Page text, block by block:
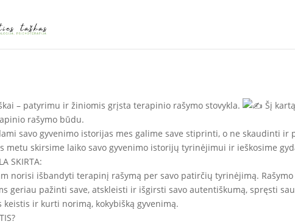
– patyrimu ir žiniomis grįsta terapinio rašymo stovykla.
Šį
rašymo būdu.
savo gyvenimo istorijas mes galime save stiprinti, o ne skaudinti
metu skirsime laiko savo gyvenimo istorijų tyrinėjimui ir ieškosime
SKIRTA:
norisi išbandyti terapinį rašymą per savo patirčių tyrinėjimą.
geriau pažinti save, atskleisti ir išgirsti savo autentiškumą, spręsti
keistis ir kurti norimą, kokybišką gyvenimą.